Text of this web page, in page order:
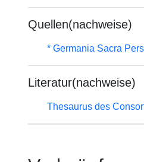
Quellen(nachweise)
* Germania Sacra
Literatur(nachweise)
Thesaurus des